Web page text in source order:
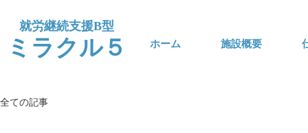
​就労継続支援B型
​ミラクル５ ホーム 施設概要
全ての記事